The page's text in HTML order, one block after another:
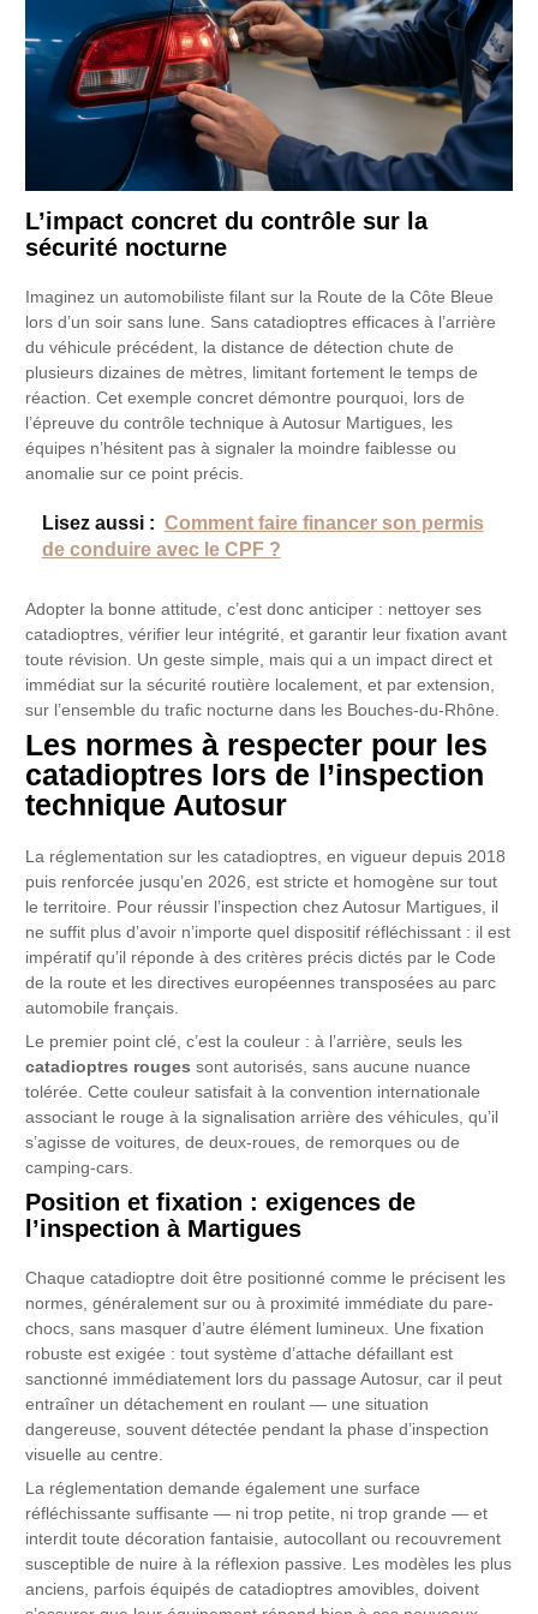
L’impact concret du contrôle sur la
sécurité nocturne
Imaginez un automobiliste filant sur la Route de la Côte Bleue
lors d’un soir sans lune. Sans catadioptres efficaces à l’arrière
du véhicule précédent, la distance de détection chute de
plusieurs dizaines de mètres, limitant fortement le temps de
réaction. Cet exemple concret démontre pourquoi, lors de
l’épreuve du contrôle technique à Autosur Martigues, les
équipes n’hésitent pas à signaler la moindre faiblesse ou
anomalie sur ce point précis.
Lisez aussi : Comment faire financer son permis
de conduire avec le CPF ?
Adopter la bonne attitude, c’est donc anticiper : nettoyer ses
catadioptres, vérifier leur intégrité, et garantir leur fixation avant
toute révision. Un geste simple, mais qui a un impact direct et
immédiat sur la sécurité routière localement, et par extension,
sur l’ensemble du trafic nocturne dans les Bouches-du-Rhône.
Les normes à respecter pour les
catadioptres lors de l’inspection
technique Autosur
La réglementation sur les catadioptres, en vigueur depuis 2018
puis renforcée jusqu’en 2026, est stricte et homogène sur tout
le territoire. Pour réussir l’inspection chez Autosur Martigues, il
ne suffit plus d’avoir n’importe quel dispositif réfléchissant : il est
impératif qu’il réponde à des critères précis dictés par le Code
de la route et les directives européennes transposées au parc
automobile français.
Le premier point clé, c’est la couleur : à l’arrière, seuls les
catadioptres rouges sont autorisés, sans aucune nuance
tolérée. Cette couleur satisfait à la convention internationale
associant le rouge à la signalisation arrière des véhicules, qu’il
s’agisse de voitures, de deux-roues, de remorques ou de
camping-cars.
Position et fixation : exigences de
l’inspection à Martigues
Chaque catadioptre doit être positionné comme le précisent les
normes, généralement sur ou à proximité immédiate du pare-
chocs, sans masquer d’autre élément lumineux. Une fixation
robuste est exigée : tout système d’attache défaillant est
sanctionné immédiatement lors du passage Autosur, car il peut
entraîner un détachement en roulant — une situation
dangereuse, souvent détectée pendant la phase d’inspection
visuelle au centre.
La réglementation demande également une surface
réfléchissante suffisante — ni trop petite, ni trop grande — et
interdit toute décoration fantaisie, autocollant ou recouvrement
susceptible de nuire à la réflexion passive. Les modèles les plus
anciens, parfois équipés de catadioptres amovibles, doivent